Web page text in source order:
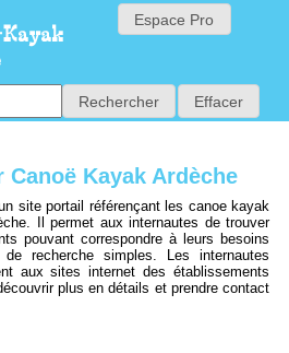
Espace Pro
Kayak Ardèche
site portail référençant les canoe kayak
Il permet aux internautes de trouver
pouvant correspondre à leurs besoins
recherche simples. Les internautes
aux sites internet des établissements
plus en détails et prendre contact